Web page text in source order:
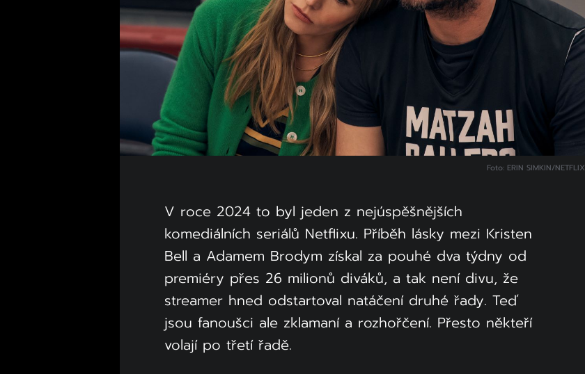
Foto: ERIN SIMKIN/NETFLIX
V roce 2024 to byl jeden z nejúspěšnějších
komediálních seriálů Netflixu. Příběh lásky mezi Kristen
Bell a Adamem Brodym získal za pouhé dva týdny od
premiéry přes 26 milionů diváků, a tak není divu, že
streamer hned odstartoval natáčení druhé řady. Teď
jsou fanoušci ale zklamaní a rozhořčení. Přesto někteří
volají po třetí řadě.